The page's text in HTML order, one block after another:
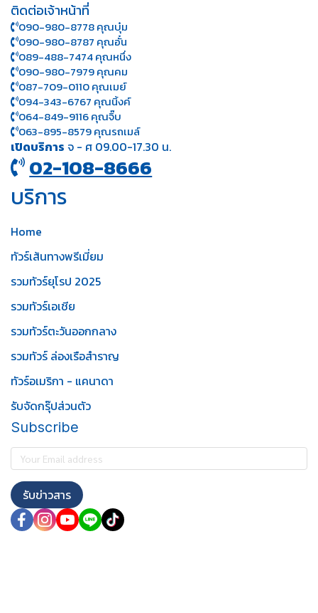
ติดต่อเจ้าหน้าที่
090-980-8778 คุณบุ๋ม
090-980-8787 คุณอั๋น
089-488-7474 คุณหนึ่ง
090-980-7979 คุณคม
087-709-0110 คุณเมย์
094-343-6767 คุณนิ้งค์
064-849-9116 คุณจิ๊บ
063-895-8 579คุณรถเมล์
เปิดบริการ จ - ศ 09.00-17.30 น.
02-108-8666
บริการ
Home
ทัวร์เส้นทางพรีเมี่ยม
รวมทัวร์ยุโรป 2025
รวมทัวร์เอเชีย
รวมทัวร์ตะวันออกกลาง
รวมทัวร์ ล่องเรือสำราญ
ทัวร์อเมริกา - แคนาดา
รับจัดกรุ๊ปส่วนตัว
Subscribe
รับข่าวสาร